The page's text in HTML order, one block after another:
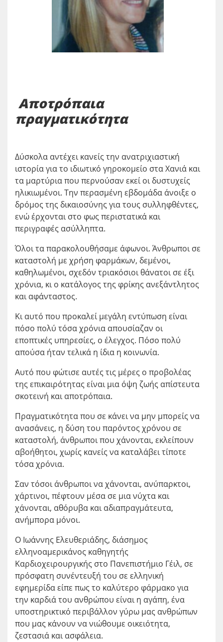
Αποτρόπαια
πραγματικότητα
Δύσκολα αντέχει κανείς την ανατριχιαστική
ιστορία για το ιδιωτικό γηροκομείο στα Χανιά και
τα μαρτύρια που περνούσαν εκεί οι δυστυχείς
ηλικιωμένοι. Την περασμένη εβδομάδα άνοιξε ο
δρόμος της δικαιοσύνης για τους συλληφθέντες,
ενώ έρχονται στο φως περιστατικά και
περιγραφές ασύλληπτα.
Όλοι τα παρακολουθήσαμε άφωνοι. Άνθρωποι σε
καταστολή με χρήση φαρμάκων, δεμένοι,
καθηλωμένοι, σχεδόν τριακόσιοι θάνατοι σε έξι
χρόνια, κι ο κατάλογος της φρίκης ανεξάντλητος
και αφάνταστος.
Κι αυτό που προκαλεί μεγάλη εντύπωση είναι
πόσο πολύ τόσα χρόνια απουσίαζαν οι
εποπτικές υπηρεσίες, ο έλεγχος. Πόσο πολύ
απούσα ήταν τελικά η ίδια η κοινωνία.
Αυτό που φώτισε αυτές τις μέρες ο προβολέας
της επικαιρότητας είναι μια όψη ζωής απίστευτα
σκοτεινή και αποτρόπαια.
Πραγματικότητα που σε κάνει να μην μπορείς να
ανασάνεις, η δύση του παρόντος χρόνου σε
καταστολή, άνθρωποι που χάνονται, εκλείπουν
αβοήθητοι, χωρίς κανείς να καταλάβει τίποτε
τόσα χρόνια.
Σαν τόσοι άνθρωποι να χάνονται, ανύπαρκτοι,
χάρτινοι, πέφτουν μέσα σε μια νύχτα και
χάνονται, αθόρυβα και αδιαπραγμάτευτα,
ανήμπορα μόνοι.
Ο Ιωάννης Ελευθεριάδης, διάσημος
ελληνοαμερικάνος καθηγητής
Καρδιοχειρουργικής στο Πανεπιστήμιο Γέιλ, σε
πρόσφατη συνέντευξή του σε ελληνική
εφημερίδα είπε πως το καλύτερο φάρμακο για
την καρδιά του ανθρώπου είναι η αγάπη, ένα
υποστηρικτικό περιβάλλον γύρω μας ανθρώπων
που μας κάνουν να νιώθουμε οικειότητα,
ζεστασιά και ασφάλεια.